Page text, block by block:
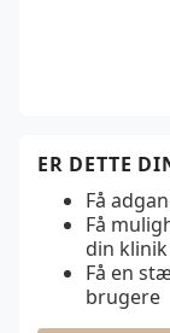
ER DETTE
Få
Få
din klinik
Få en
brugere